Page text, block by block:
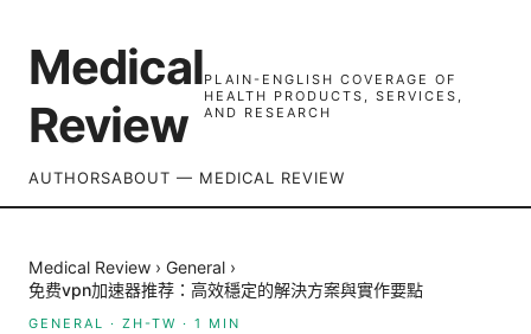
Medical
Review
PLAIN-ENGLISH COVERAGE OF
HEALTH PRODUCTS, SERVICES,
AND RESEARCH
AUTHORSABOUT — MEDICAL REVIEW
Medical Review › General ›
免费vpn加速器推荐：高效穩定的解決方案與實作要點
GENERAL · ZH-TW · 1 MIN